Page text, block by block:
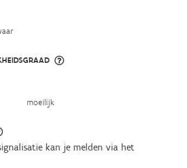
moeilijk
kan je melden via het